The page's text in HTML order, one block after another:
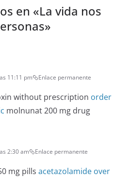
en «La vida nos
»
11:11 pm Enlace permanente
without prescription order
molnunat 200 mg drug
2:30 am Enlace permanente
mg pills acetazolamide over